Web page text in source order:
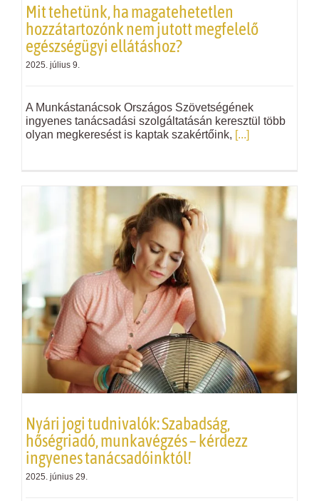
Mit tehetünk, ha magatehetetlen
hozzátartozónk nem jutott megfelelő
egészségügyi ellátáshoz?
2025. július 9.
A Munkástanácsok Országos Szövetségének
ingyenes tanácsadási szolgáltatásán keresztül több
olyan megkeresést is kaptak szakértőink, [...]
Nyári jogi tudnivalók: Szabadság,
hőségriadó, munkavégzés – kérdezz
ingyenes tanácsadóinktól!
2025. június 29.